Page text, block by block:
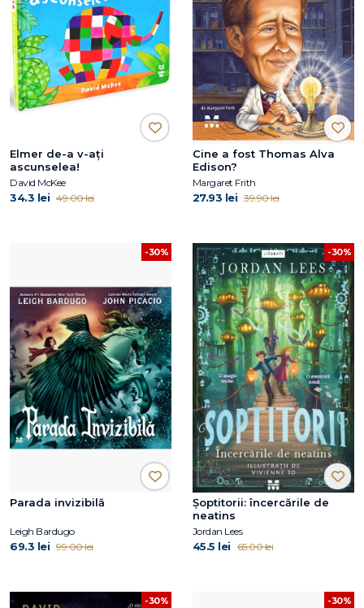
Elmer de-a v-ați
ascunselea!
David McKee
34.3 lei 49.00 lei
Cine a fost Thomas Alva
Edison?
Margaret Frith
27.93 lei 39.90 lei
-30%
Parada invizibilă
Leigh Bardugo
69.3 lei 99.00 lei
-30%
Şoptitorii: încercările de
neatins
Jordan Lees
45.5 lei 65.00 lei
-30% -30%